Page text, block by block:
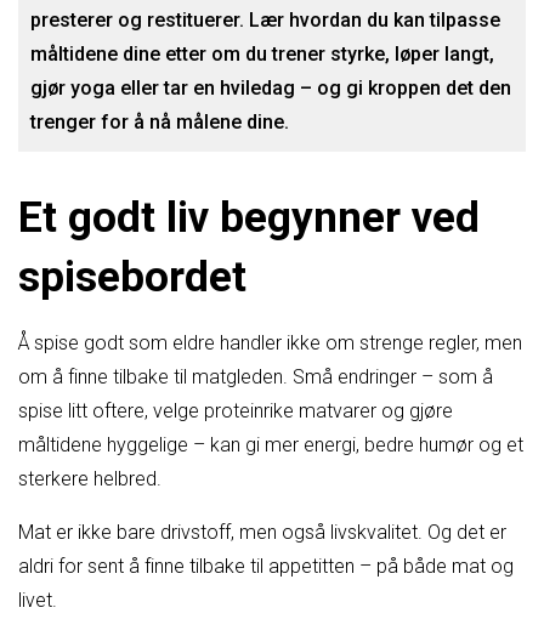
presterer og restituerer. Lær hvordan du kan tilpasse
måltidene dine etter om du trener styrke, løper langt,
gjør yoga eller tar en hviledag – og gi kroppen det den
trenger for å nå målene dine.
Et godt liv begynner ved
spisebordet
Å spise godt som eldre handler ikke om strenge regler, men
om å finne tilbake til matgleden. Små endringer – som å
spise litt oftere, velge proteinrike matvarer og gjøre
måltidene hyggelige – kan gi mer energi, bedre humør og et
sterkere helbred.
Mat er ikke bare drivstoff, men også livskvalitet. Og det er
aldri for sent å finne tilbake til appetitten – på både mat og
livet.